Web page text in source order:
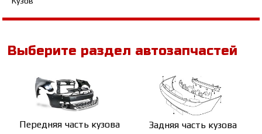
Выберите раздел автозапчастей
Передняя часть кузова Задняя часть кузова